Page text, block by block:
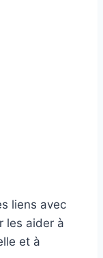
liens avec
les aider à
et à